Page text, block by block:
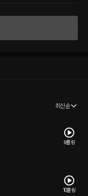
최신순
9플링
10플링